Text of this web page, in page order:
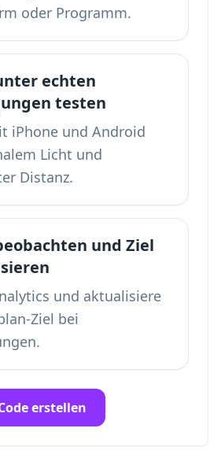
oder Programm.
echten
testen
iPhone und Android
Licht und
Distanz.
und Ziel
und aktualisiere
Ziel bei
erstellen